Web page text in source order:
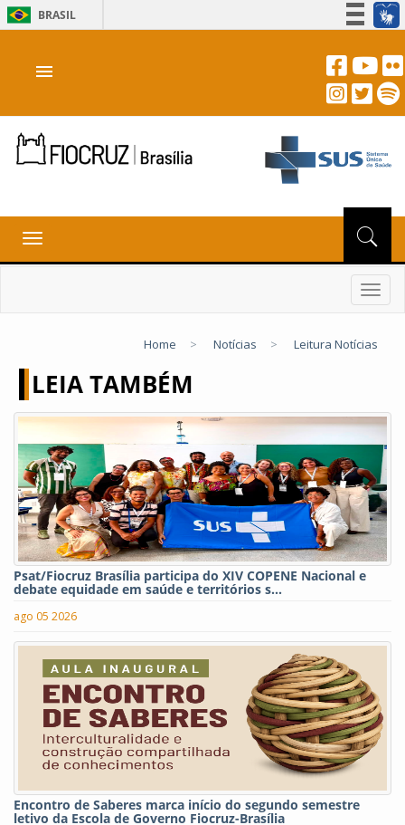
BRASIL
Acesso à informação
Canais
menu
Toggle
navigation
Home > Notícias > Leitura Notícias
LEIA TAMBÉM
Psat/Fiocruz Brasília participa do XIV COPENE Nacional e
debate equidade em saúde e territórios s...
ago 05 2026
Encontro de Saberes marca início do segundo semestre
letivo da Escola de Governo Fiocruz-Brasília